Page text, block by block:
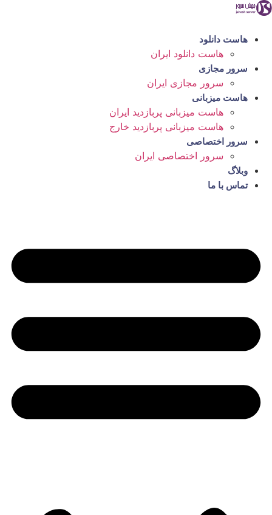
پرش
محتوا
هاست دانلود
هاست دانلود ایران
سرور مجازی
سرور مجازی ایران
هاست میزبانی
هاست میزبانی پربازدید ایران
هاست میزبانی پربازدید خارج
سرور اختصاصی
سرور اختصاصی ایران
وبلاگ
تماس با ما